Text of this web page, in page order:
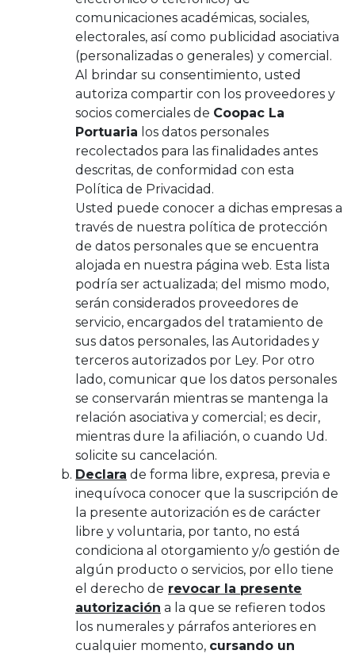
comunicaciones académicas, sociales,
electorales, así como publicidad asociativa
(personalizadas o generales) y comercial.
Al brindar su consentimiento, usted
autoriza compartir con los proveedores y
socios comerciales de Coopac La
Portuaria los datos personales
recolectados para las finalidades antes
descritas, de conformidad con esta
Política de Privacidad.
Usted puede conocer a dichas empresas a
través de nuestra política de protección
de datos personales que se encuentra
alojada en nuestra página web. Esta lista
podría ser actualizada; del mismo modo,
serán considerados proveedores de
servicio, encargados del tratamiento de
sus datos personales, las Autoridades y
terceros autorizados por Ley. Por otro
lado, comunicar que los datos personales
se conservarán mientras se mantenga la
relación asociativa y comercial; es decir,
mientras dure la afiliación, o cuando Ud.
solicite su cancelación.
Declara de forma libre, expresa, previa e
inequívoca conocer que la suscripción de
la presente autorización es de carácter
libre y voluntaria, por tanto, no está
condiciona al otorgamiento y/o gestión de
algún producto o servicios, por ello tiene
el derecho de revocar la presente
autorización a la que se refieren todos
los numerales y párrafos anteriores en
cualquier momento, cursando un